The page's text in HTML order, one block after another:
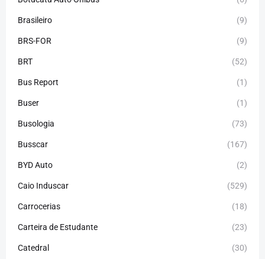
Brasileiro (9)
BRS-FOR (9)
BRT (52)
Bus Report (1)
Buser (1)
Busologia (73)
Busscar (167)
BYD Auto (2)
Caio Induscar (529)
Carrocerias (18)
Carteira de Estudante (23)
Catedral (30)